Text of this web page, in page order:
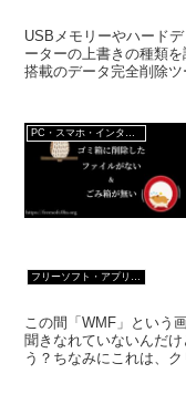
USBメモリーやハード
ーターの上書きの種類
搭載のデータ完全削除
PC・スマホ・インターネットトラブルの解消方法
この間「WMF」という
聞きなれていないんだ
う？ちなみにこれは、